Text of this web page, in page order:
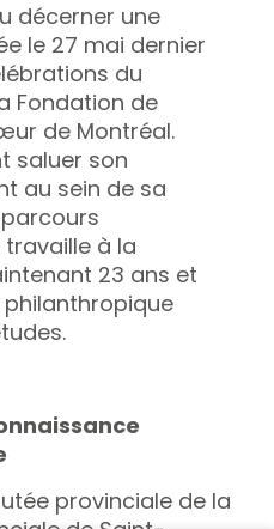
décerner une
le 27 mai dernier
du
Fondation de
de Montréal.
saluer son
au sein de sa
à la
23 ans et
provinciale de la